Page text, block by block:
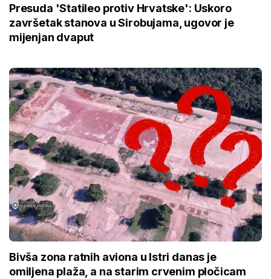
Presuda 'Statileo protiv Hrvatske': Uskoro
završetak stanova u Sirobujama, ugovor je
mijenjan dvaput
Bivša zona ratnih aviona u Istri danas je
omiljena plaža, a na starim crvenim pločicam